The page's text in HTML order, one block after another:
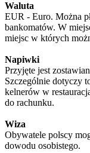
Waluta
EUR - Euro. Można
bankomatów. W
miejsc w których
Napiwki
Przyjęte jest
Szczególnie dotyczy
kelnerów w
do rachunku.
Wiza
Obywatele polscy
dowodu osobistego.